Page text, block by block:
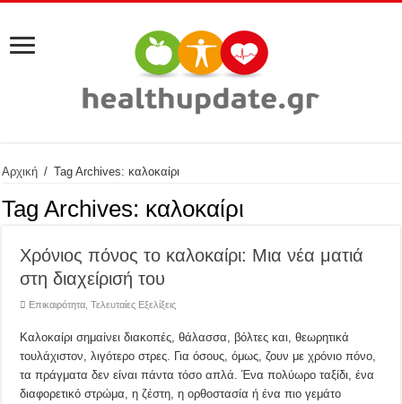
Αρχική / Tag Archives: καλοκαίρι
Tag Archives: καλοκαίρι
Χρόνιος πόνος το καλοκαίρι: Μια νέα ματιά
στη διαχείρισή του
Επικαιρότητα ,Τελευταίες Εξελίξεις
Καλοκαίρι σημαίνει διακοπές, θάλασσα, βόλτες και, θεωρητικά
τουλάχιστον, λιγότερο στρες. Για όσους, όμως, ζουν με χρόνιο πόνο,
τα πράγματα δεν είναι πάντα τόσο απλά. Ένα πολύωρο ταξίδι, ένα
διαφορετικό στρώμα, η ζέστη, η ορθοστασία ή ένα πιο γεμάτο